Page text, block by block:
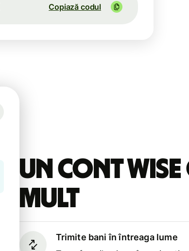
Copiază codul
Un cont
mult
Trimite bani în întreaga lume